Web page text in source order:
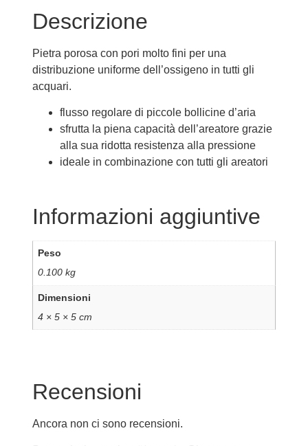
Descrizione
Pietra porosa con pori molto fini per una
distribuzione uniforme dell’ossigeno in tutti gli
acquari.
flusso regolare di piccole bollicine d’aria
sfrutta la piena capacità dell’areatore grazie
alla sua ridotta resistenza alla pressione
ideale in combinazione con tutti gli areatori
Informazioni aggiuntive
Peso
0.100 kg
Dimensioni
4 × 5 × 5 cm
Recensioni
Ancora non ci sono recensioni.